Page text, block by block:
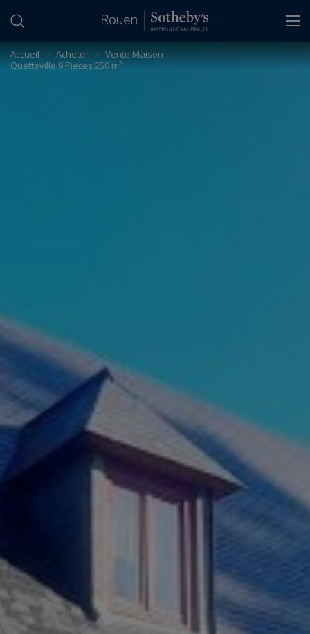
Accueil > Acheter > Vente Maison
Quetteville 9 Pièces 250 m²